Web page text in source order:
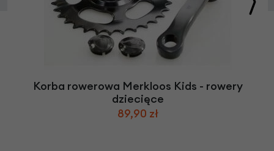
Korba rowerowa Merkloos Kids - rowery
dziecięce
89,90 zł